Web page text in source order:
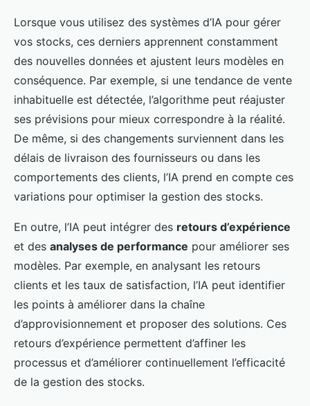
Lorsque vous utilisez des systèmes d’IA pour gérer
vos stocks, ces derniers apprennent constamment
des nouvelles données et ajustent leurs modèles en
conséquence. Par exemple, si une tendance de vente
inhabituelle est détectée, l’algorithme peut réajuster
ses prévisions pour mieux correspondre à la réalité.
De même, si des changements surviennent dans les
délais de livraison des fournisseurs ou dans les
comportements des clients, l’IA prend en compte ces
variations pour optimiser la gestion des stocks.
En outre, l’IA peut intégrer des retours d’expérience
et des analyses de performance pour améliorer ses
modèles. Par exemple, en analysant les retours
clients et les taux de satisfaction, l’IA peut identifier
les points à améliorer dans la chaîne
d’approvisionnement et proposer des solutions. Ces
retours d’expérience permettent d’affiner les
processus et d’améliorer continuellement l’efficacité
de la gestion des stocks.